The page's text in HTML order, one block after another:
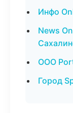
Инфо
News
ООО
Город